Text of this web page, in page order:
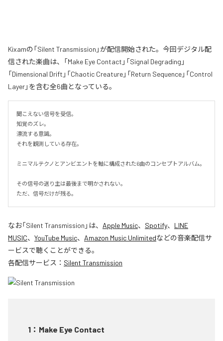
Kixamの「Silent Transmission」が配信開始された。今回デジタル配
信された楽曲は、「Make Eye Contact」「Signal Degrading」
「Dimensional Drift」「Chaotic Creature」「Return Sequence」「Control
Layer」を含む全6曲となっている。
聞こえない信号を受信。
知覚のズレ。
漂流する意識。
それを観測している存在。
ミニマルテクノとアンビエントを軸に構成された6曲のコンセプトアルバム。
その信号の送り主は最後まで明かされない。
ただ、信号だけが残る。
なお「Silent Transmission 」は、 Apple Music、 Spotify、 LINE
MUSIC、 YouTube Music、 Amazon Music Unlimitedなどの音楽配信サ
ービスで聴くことができる。
各配信サービス： Silent Transmission
1 ： Make Eye Contact